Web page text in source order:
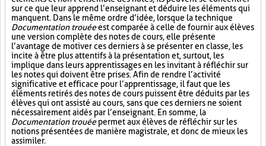
sur ce que leur apprend l’enseignant et déduire les éléments qui
manquent. Dans le même ordre d’idée, lorsque la technique
Documentation trouéeest comparée à celle de fournir aux élèves
une version complète des notes de cours, elle présente
l’avantage de motiver ces derniers à se présenter en classe, les
incite à être plus attentifs à la présentation et, surtout, les
implique dans leurs apprentissages en les invitant à réfléchir sur
les notes qui doivent être prises. Afin de rendre l’activité
significative et efficace pour l’apprentissage, il faut que les
éléments retirés des notes de cours puissent être déduits par les
élèves qui ont assisté au cours, sans que ces derniers ne soient
nécessairement aidés par l’enseignant. En somme, la
Documentation trouéepermet aux élèves de réfléchir sur les
notions présentées de manière magistrale, et donc de mieux les
assimiler.